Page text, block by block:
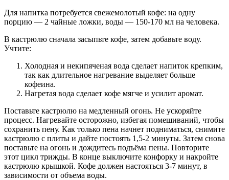
Для напитка потребуется свежемолотый кофе: на одну
порцию — 2 чайные ложки, воды — 150-170 мл на человека.
В кастрюлю сначала засыпьте кофе, затем добавьте воду.
Учтите:
Холодная и некипяченая вода сделает напиток крепким,
так как длительное нагревание выделяет больше
кофеина.
Нагретая вода сделает кофе мягче и усилит аромат.
Поставьте кастрюлю на медленный огонь. Не ускоряйте
процесс. Нагревайте осторожно, избегая помешиваний, чтобы
сохранить пену. Как только пена начнет подниматься, снимите
кастрюлю с плиты и дайте постоять 1,5-2 минуты. Затем снова
поставьте на огонь и дождитесь подъёма пены. Повторите
этот цикл трижды. В конце выключите конфорку и накройте
кастрюлю крышкой. Кофе должен настояться 3-7 минут, в
зависимости от объема воды.